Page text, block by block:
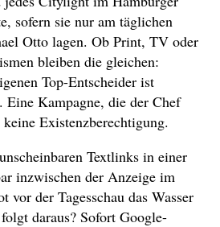
sofern sie nur am täglichen
Otto lagen. Ob Print, TV oder
bleiben die gleichen:
Top-Entscheider ist
Eine Kampagne, die der Chef
Existenzberechtigung.
Textlinks in einer
inzwischen der Anzeige im
vor der Tagesschau das Wasser
daraus? Sofort Google-